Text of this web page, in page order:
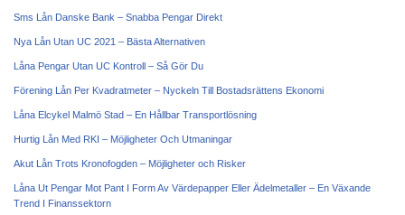
Sms Lån Danske Bank – Snabba Pengar Direkt
Nya Lån Utan UC 2021 – Bästa Alternativen
Låna Pengar Utan UC Kontroll – Så Gör Du
Förening Lån Per Kvadratmeter – Nyckeln Till Bostadsrättens Ekonomi
Låna Elcykel Malmö Stad – En Hållbar Transportlösning
Hurtig Lån Med RKI – Möjligheter Och Utmaningar
Akut Lån Trots Kronofogden – Möjligheter och Risker
Låna Ut Pengar Mot Pant I Form Av Värdepapper Eller Ädelmetaller – En Växande
Trend I Finanssektorn